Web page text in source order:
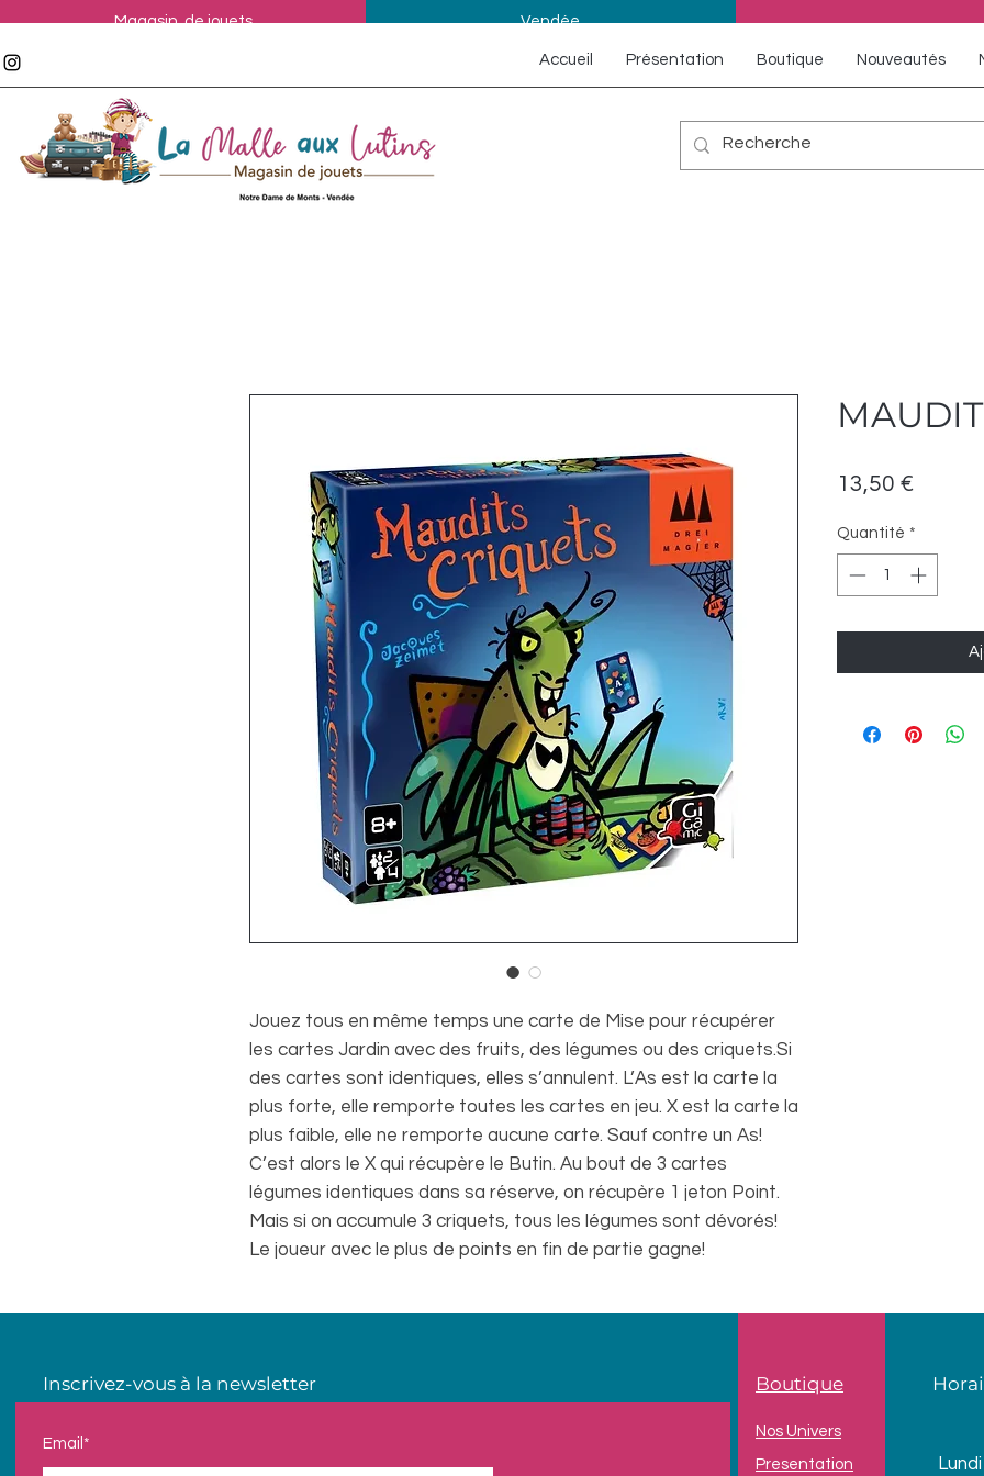
Magasin de jouets Vendée
Accueil Présentation Boutique Nouveautés
Jouez tous en même temps une carte de Mise pour récupérer
les cartes Jardin avec des fruits, des légumes ou des criquets.Si
des cartes sont identiques, elles s’annulent. L’As est la carte la
plus forte, elle remporte toutes les cartes en jeu. X est la carte la
plus faible, elle ne remporte aucune carte. Sauf contre un As!
C’est alors le X qui récupère le Butin. Au bout de 3 cartes
légumes identiques dans sa réserve, on récupère 1 jeton Point.
Mais si on accumule 3 criquets, tous les légumes sont dévorés!
Le joueur avec le plus de points en fin de partie gagne!
13,50 €
Quantité *
Inscrivez-vous à la newsletter
Email*
Boutique
Nos Univers
Presentation